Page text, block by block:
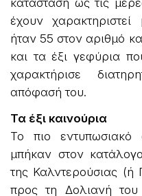
έχουν
ήταν 55 στον αριθμό
και τα έξι γεφύρια
χαρακτήρισε
απόφασή του.
Τα έξι καινούρια
Το πιο
μπήκαν στον
της Καλντερούσιας (ή
προς τη Δολιανή